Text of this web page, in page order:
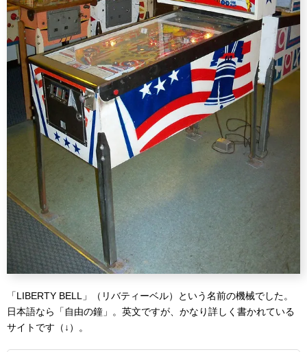
「LIBERTY BELL」（リバティーベル）という名前の機械でした。
日本語なら「自由の鐘」。英文ですが、かなり詳しく書かれている
サイトです（↓）。